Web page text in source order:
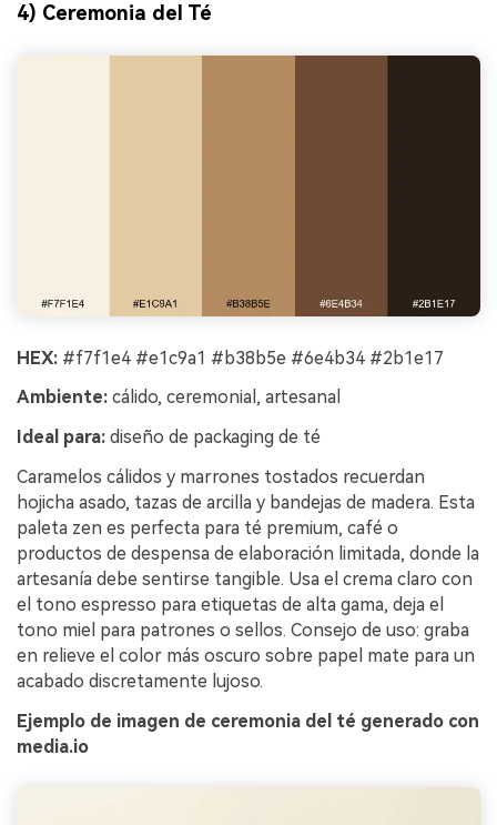
4) Ceremonia del Té
HEX: #f7f1e4 #e1c9a1 #b38b5e #6e4b34 #2b1e17
Ambiente: cálido, ceremonial, artesanal
Ideal para: diseño de packaging de té
Caramelos cálidos y marrones tostados recuerdan
hojicha asado, tazas de arcilla y bandejas de madera. Esta
paleta zen es perfecta para té premium, café o
productos de despensa de elaboración limitada, donde la
artesanía debe sentirse tangible. Usa el crema claro con
el tono espresso para etiquetas de alta gama, deja el
tono miel para patrones o sellos. Consejo de uso: graba
en relieve el color más oscuro sobre papel mate para un
acabado discretamente lujoso.
Ejemplo de imagen de ceremonia del té generado con
media.io